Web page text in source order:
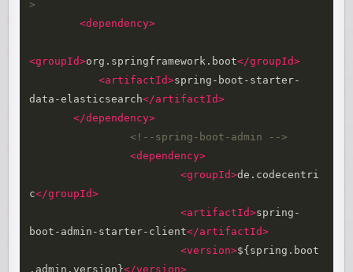
>
<dependency>
<groupId>org.springframework.boot</groupId>
<artifactId>spring-boot-starter-
data-elasticsearch</artifactId>
</dependency>
<!--spring-boot-admin -->
<dependency>
<groupId>de.codecentri
c</groupId>
<artifactId>spring-
boot-admin-starter-client</artifactId>
<version>${spring.boot
.admin.version}</version>